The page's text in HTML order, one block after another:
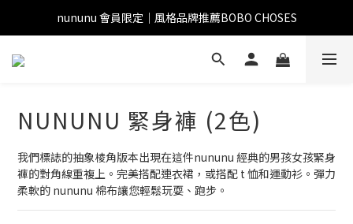
nununu 會員限定｜風格品牌推薦BOBO CHOSES
NUNUNU 緊身褲 (2色)
我們標誌的抽象棱角版本出現在這件nununu 經典的男孩女孩緊身
褲的對角線重複上。完美搭配連衣裙，或搭配 t 恤和運動衫。彈力
柔軟的 nununu 棉布讓您輕鬆玩耍、跑步。